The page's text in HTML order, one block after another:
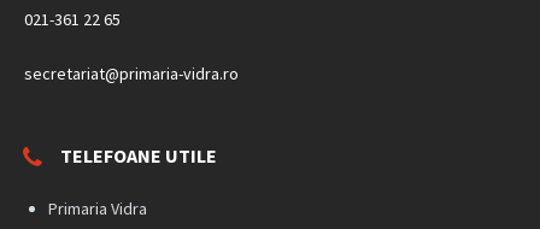
021-361 22 65
secretariat@primaria-vidra.ro
TELEFOANE UTILE
Primaria Vidra